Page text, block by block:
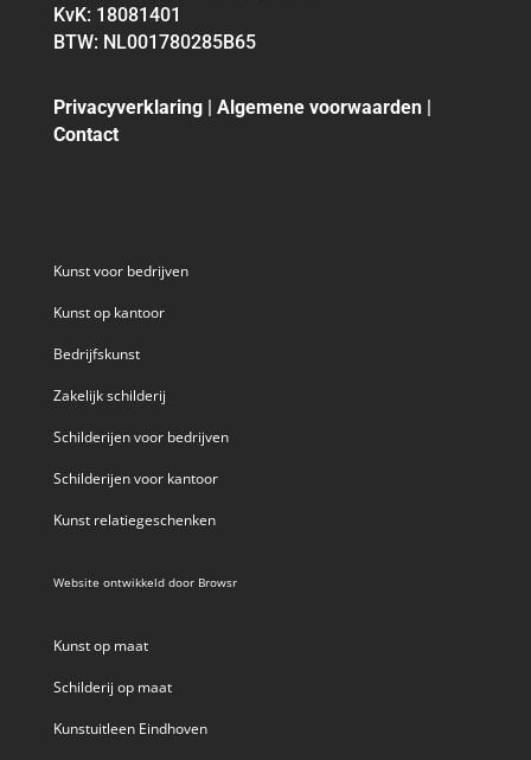
KvK: 18081401
BTW: NL001780285B65
Privacyverklaring| Algemene voorwaarden|
Contact
Kunst voor bedrijven
Kunst op kantoor
Bedrijfskunst
Zakelijk schilderij
Schilderijen voor bedrijven
Schilderijen voor kantoor
Kunst relatiegeschenken
Website ontwikkeld door Browsr
Kunst op maat
Schilderij op maat
Kunstuitleen Eindhoven